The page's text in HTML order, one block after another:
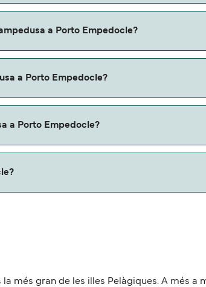
descuentos de las compañías navieras.
a Porto Empedocle?
a Porto Empedocle?
a Porto Empedocle?
més gran de les illes Pelàgiques. A més a